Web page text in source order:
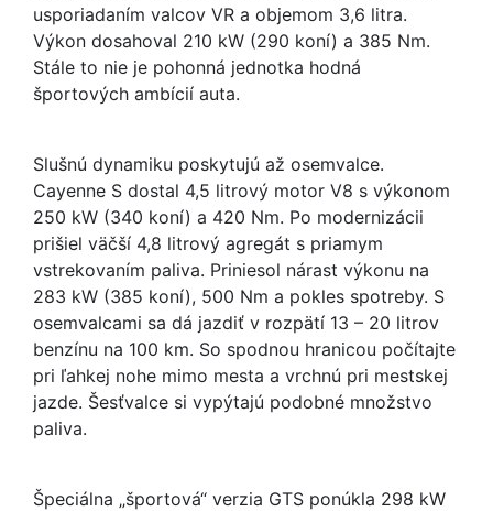
usporiadaním valcov VR a objemom 3,6 litra.
Výkon dosahoval 210 kW (290 koní) a 385 Nm.
Stále to nie je pohonná jednotka hodná
športových ambícií auta.
Slušnú dynamiku poskytujú až osemvalce.
Cayenne S dostal 4,5 litrový motor V8 s výkonom
250 kW (340 koní) a 420 Nm. Po modernizácii
prišiel väčší 4,8 litrový agregát s priamym
vstrekovaním paliva. Priniesol nárast výkonu na
283 kW (385 koní), 500 Nm a pokles spotreby. S
osemvalcami sa dá jazdiť v rozpätí 13 – 20 litrov
benzínu na 100 km. So spodnou hranicou počítajte
pri ľahkej nohe mimo mesta a vrchnú pri mestskej
jazde. Šesťvalce si vypýtajú podobné množstvo
paliva.
Špeciálna „športová“ verzia GTS ponúkla 298 kW